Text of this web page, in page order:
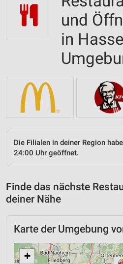
und
in
Die Filialen in deiner Region
24:00 Uhr geöffnet.
Finde das nächste
deiner Nähe
Karte der Umgebung
+